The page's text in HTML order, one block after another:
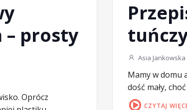
– prosty
Oprócz
Asia Jankowska
Mamy w domu
dość mały,
CZYTAJ